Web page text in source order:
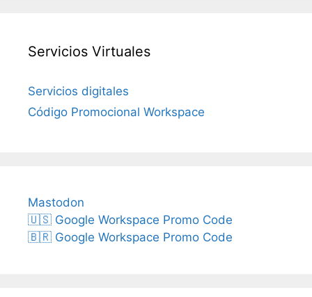
Servicios Virtuales
Servicios digitales
Código Promocional Workspace
Mastodon
🇺🇸 Google Workspace Promo Code
🇧🇷 Google Workspace Promo Code